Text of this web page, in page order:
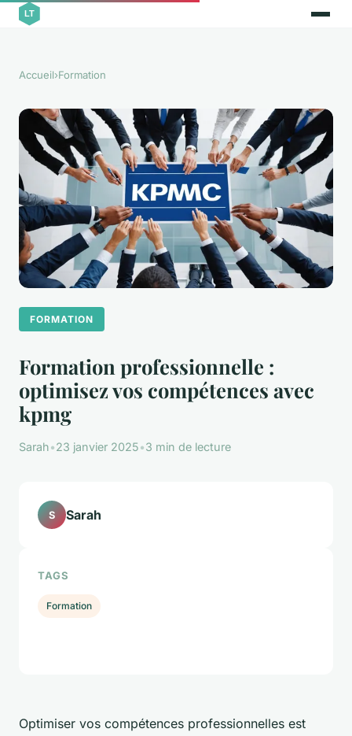
Accueil›Formation
FORMATION
Formation professionnelle :
optimisez vos compétences avec
kpmg
Sarah•23 janvier 2025•3 min de lecture
Optimiser vos compétences professionnelles est
S Sarah
TAGS
Formation